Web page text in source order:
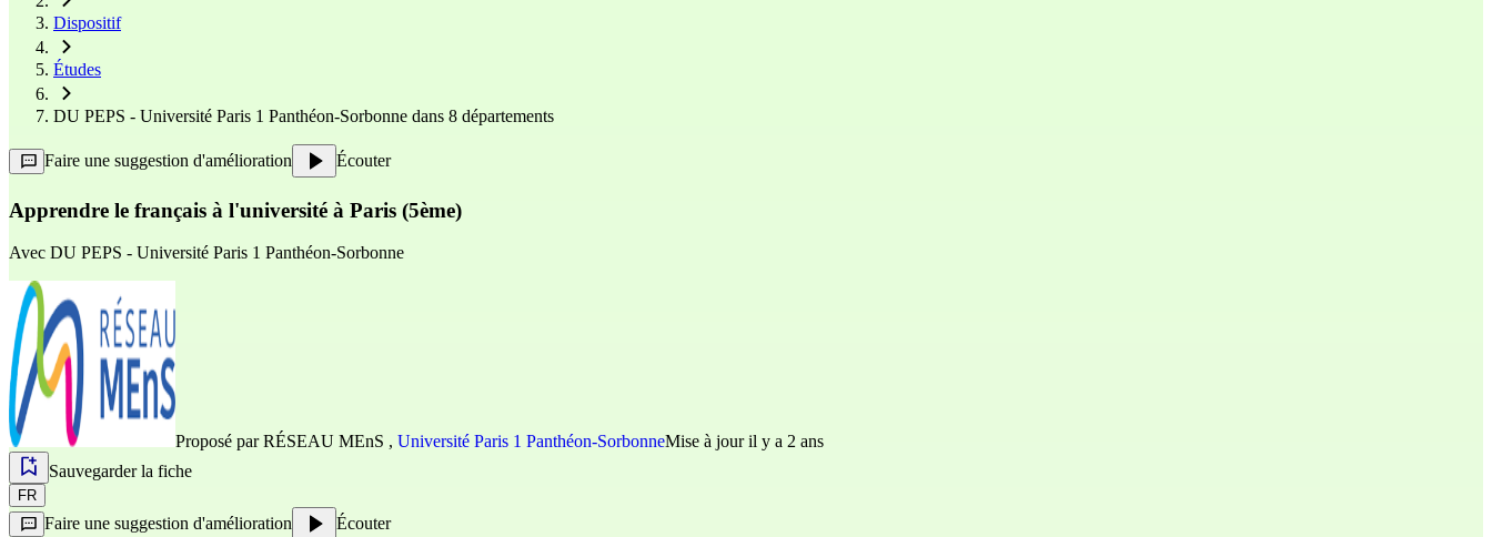
Dispositif
Études
DU PEPS - Université Paris 1 Panthéon-Sorbonne dans 8 départements
Faire une suggestion d'amélioration Écouter
Apprendre le français à l'université à Paris (5ème)
Avec DU PEPS - Université Paris 1 Panthéon-Sorbonne
Proposé par RÉSEAU MEnS , Université Paris 1 Panthéon-SorbonneMise à jour il y a 2 ans
Sauvegarder la fiche
FR
Faire une suggestion d'amélioration Écouter